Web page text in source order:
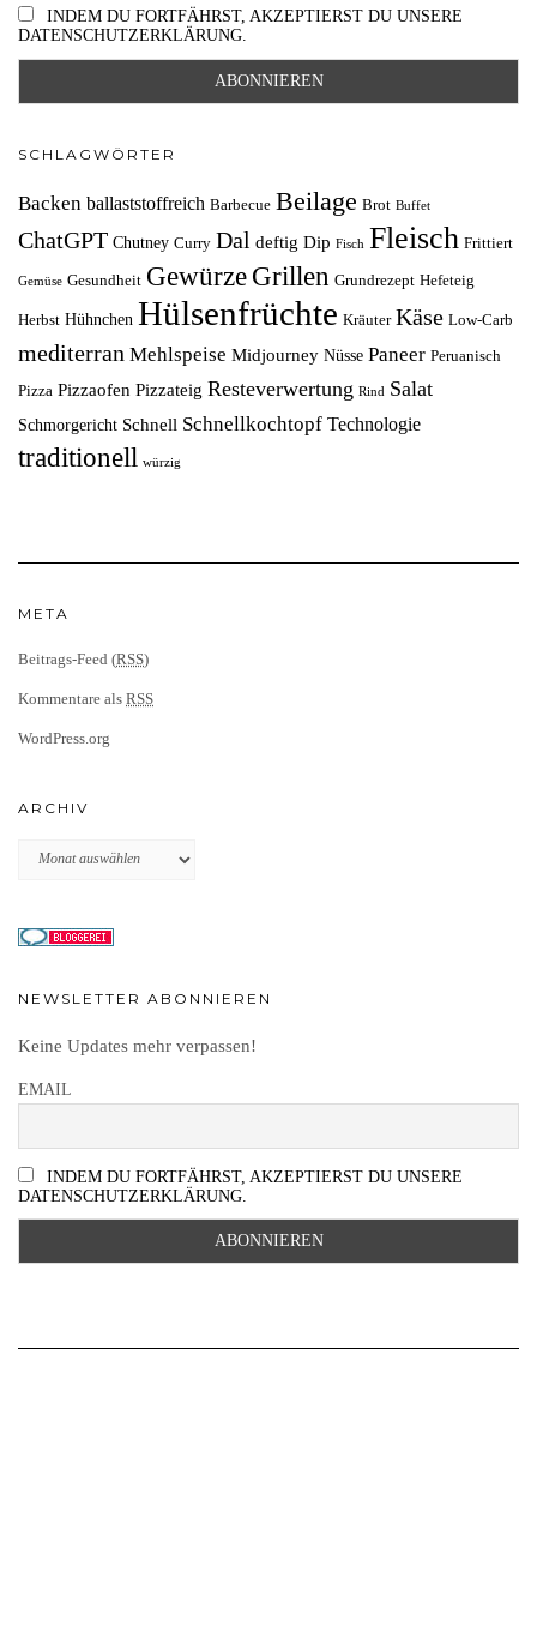
INDEM DU FORTFÄHRST, AKZEPTIERST DU UNSERE
DATENSCHUTZERKLÄRUNG.
SCHLAGWÖRTER
Backen ballaststoffreich Barbecue Beilage Brot Buffet
ChatGPT Chutney Curry Dal deftig Dip Fisch Fleisch Frittiert
Gemüse Gesundheit Gewürze Grillen Grundrezept Hefeteig
Herbst Hühnchen Hülsenfrüchte Kräuter Käse Low-Carb
mediterran Mehlspeise Midjourney Nüsse Paneer Peruanisch
Pizza Pizzaofen Pizzateig Resteverwertung Rind Salat
Schmorgericht Schnell Schnellkochtopf Technologie
traditionell würzig
META
Beitrags-Feed (RSS)
Kommentare als RSS
WordPress.org
ARCHIV
Archiv
NEWSLETTER ABONNIEREN
Keine Updates mehr verpassen!
EMAIL
INDEM DU FORTFÄHRST, AKZEPTIERST DU UNSERE
DATENSCHUTZERKLÄRUNG.